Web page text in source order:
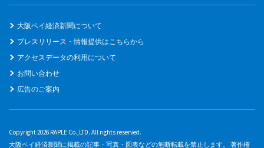
大阪ベイ経済新聞について
プレスリリース・情報提供はこちらから
アクセスデータの利用について
お問い合わせ
広告のご案内
Copyright 2026 RAPLE Co.,LTD. All rights reserved.
大阪ベイ経済新聞に掲載の記事・写真・図表などの無断転載を禁止します。 著作権